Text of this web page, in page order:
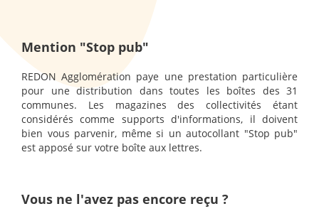
Mention "Stop pub"
REDON Agglomération paye une prestation particulière
pour une distribution dans toutes les boîtes des 31
communes. Les magazines des collectivités étant
considérés comme supports d'informations, il doivent
bien vous parvenir, même si un autocollant "Stop pub"
est apposé sur votre boîte aux lettres.
Vous ne l'avez pas encore reçu ?